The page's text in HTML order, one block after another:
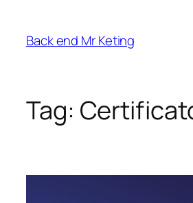
contenuto
Back end Mr Keting
Tag: